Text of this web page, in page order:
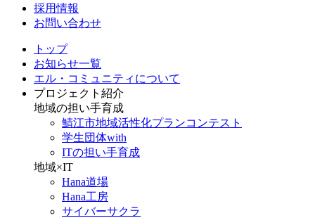
採用情報
お問い合わせ
トップ
お知らせ一覧
エル・コミュニティについて
プロジェクト紹介
地域の担い手育成
鯖江市地域活性化プランコンテスト
学生団体with
ITの担い手育成
地域×IT
Hana道場
Hana工房
サイバーサクラ